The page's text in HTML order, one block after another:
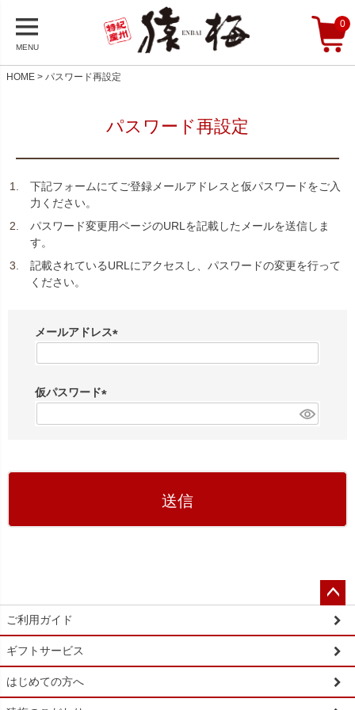
MENU
0
HOME パスワード再設定
パスワード再設定
下記フォームにてご登録メールアドレスと仮パスワードをご入
力ください。
パスワード変更用ページのURLを記載したメールを送信しま
す。
記載されているURLにアクセスし、パスワードの変更を行って
ください。
メールアドレス
)
仮パスワード
送信
ペー
ップ
へ
ご利用ガイド
ギフトサービス
はじめての方へ